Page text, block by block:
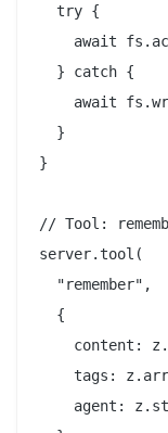
  try {
await
  } catch {
await
  }
}
// Tool:
server.tool(
  "remember",
  {
content:
tags:
agent: